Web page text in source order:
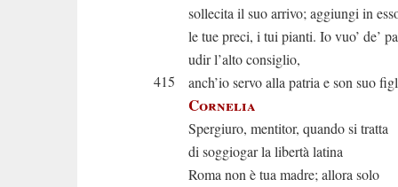
sollecita il suo arrivo; aggiungi in
le tue preci, i tui pianti. Io vuo’ de’
udir l’alto consiglio,
415
anch’io servo alla patria e son suo
Cornelia
Spergiuro, mentitor, quando si tratta
di soggiogar la libertà latina
Roma non è tua madre; allora solo